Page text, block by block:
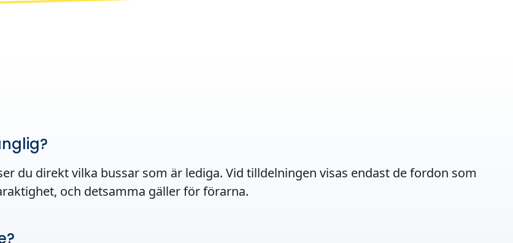
du direkt vilka bussar som är lediga. Vid tilldelningen visas endast de fordon som
och detsamma gäller för förarna.